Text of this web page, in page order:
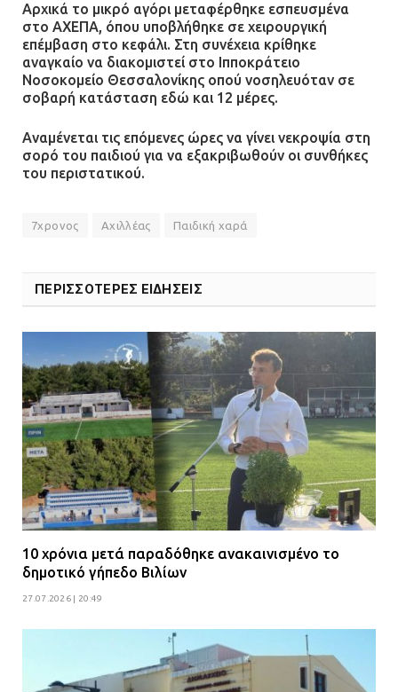
Αρχικά το μικρό αγόρι μεταφέρθηκε εσπευσμένα
στο ΑΧΕΠΑ, όπου υποβλήθηκε σε χειρουργική
επέμβαση στο κεφάλι. Στη συνέχεια κρίθηκε
αναγκαίο να διακομιστεί στο Ιπποκράτειο
Νοσοκομείο Θεσσαλονίκης οπού νοσηλευόταν σε
σοβαρή κατάσταση εδώ και 12 μέρες.
Αναμένεται τις επόμενες ώρες να γίνει νεκροψία στη
σορό του παιδιού για να εξακριβωθούν οι συνθήκες
του περιστατικού.
7χρονος Αχιλλέας Παιδική χαρά
ΠΕΡΙΣΣΟΤΕΡΕΣ ΕΙΔΗΣΕΙΣ
10 χρόνια μετά παραδόθηκε ανακαινισμένο το
δημοτικό γήπεδο Βιλίων
27.07.2026 | 20:49